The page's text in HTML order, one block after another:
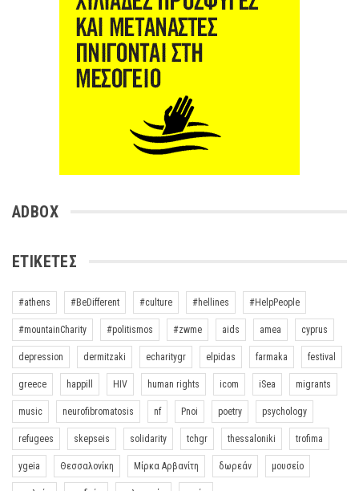
ADBOX
ΕΤΙΚΈΤΕΣ
#athens #BeDifferent #culture #hellines #HelpPeople
#mountainCharity #politismos #zwme aids amea cyprus
depression dermitzaki echaritygr elpidas farmaka festival
greece happill HIV human rights icom iSea migrants
music neurofibromatosis nf Pnoi poetry psychology
refugees skepseis solidarity tchgr thessaloniki trofima
ygeia Θεσσαλονίκη Μίρκα Αρβανίτη δωρεάν μουσείο